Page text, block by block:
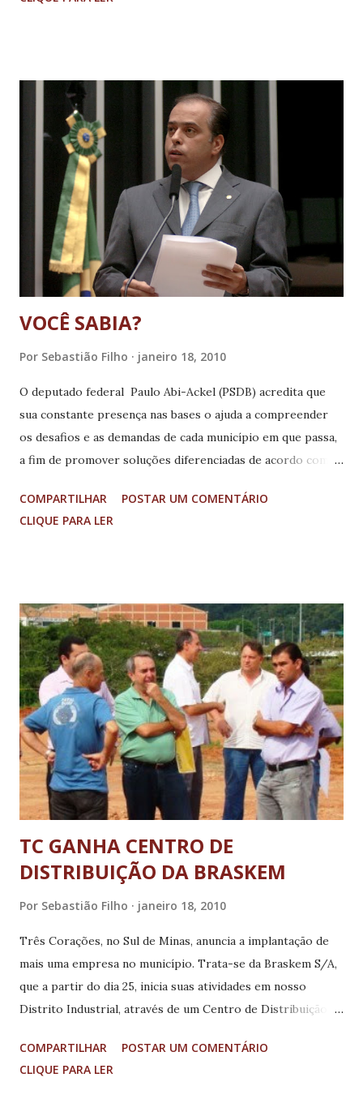
de peixes, presos na caixa espiral e no tubo de sucção -, as
as parceiras deverão finalizar o projeto, colocando a pleno
vapor os 180 MW da hidrelétrica. O Sistema de
Transposição de Peixes (STP) foi implantado na UHE Funil
com a finalidade de permitir a continuidade do processo de
migração e reprodução, de jusante para montante da
barragem, de várias espécies de peixes provenientes do Rio
Grande. Para a transposição dos peixes a montante do
reservatório da usina, as sócias optaram p...
VOCÊ SABIA?
Por Sebastião Filho janeiro 18, 2010
O deputado federal Paulo Abi-Ackel (PSDB) acredita que
sua constante presença nas bases o ajuda a compreender
os desafios e as demandas de cada município em que passa,
a fim de promover soluções diferenciadas de acordo com as
em Brasília zela pela primazia de seus feitos, tanto que já
foi membro das comissões que tratam do PEC 130/07,
Comissão de Defesa do Consumidor; e atualmente está
presente na Comissão de Minas e Energia; na Comissão
Especial que trata das férias coletivas do poder judiciário; e
da Petro-Sal. Para mais informações clique aqui .
COMPARTILHAR
POSTAR UM COMENTÁRIO
CLIQUE PARA LER
TC GANHA CENTRO DE
DISTRIBUIÇÃO DA BRASKEM
Por Sebastião Filho janeiro 18, 2010
Três Corações, no Sul de Minas, anuncia a implantação de
mais uma empresa no município. Trata-se da Braskem S/A,
que a partir do dia 25, inicia suas atividades em nosso
Distrito Industrial, através de um Centro de Distribuição,
Nesta empreitada, a Braskem tem como parceira a empresa
Irapuru Tarnsportes, que será responsável pela
COMPARTILHAR
POSTAR UM COMENTÁRIO
CLIQUE PARA LER